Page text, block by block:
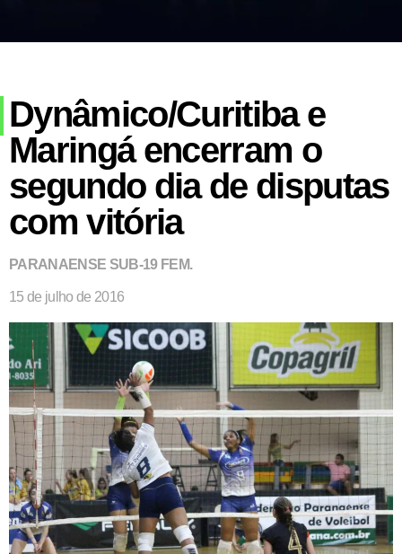
Dynâmico/Curitiba e
Maringá encerram o
segundo dia de disputas
com vitória
PARANAENSE SUB-19 FEM.
15 de julho de 2016